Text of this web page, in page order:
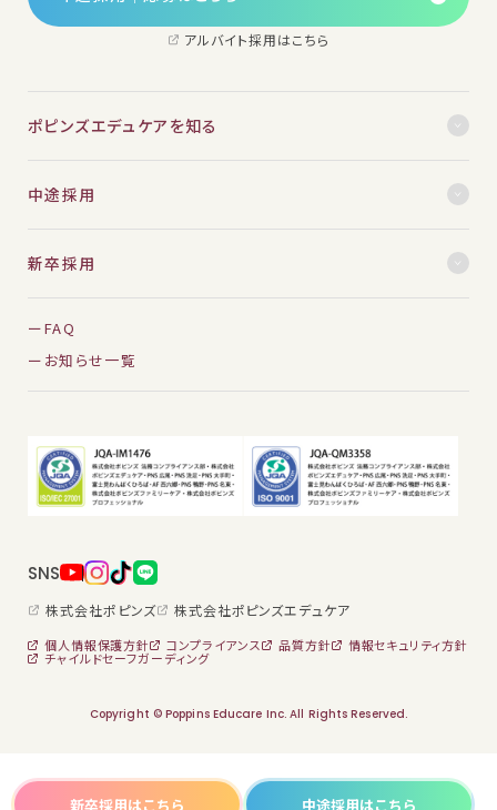
新卒採用はこちら 中途採用はこちら
栄養士・調理スタッフ
アルバイト採用はこちら
ポピンズエデュケアを知る
中途採用
新卒採用
FAQ
お知らせ一覧
SNS
株式会社ポピンズ 株式会社ポピンズエデュケア
個人情報保護方針 コンプライアンス 品質方針 情報セキュリティ方針
チャイルドセーフガーディング
Copyright © Poppins Educare Inc. All Rights Reserved.